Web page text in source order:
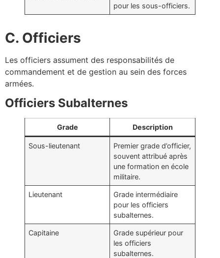
pour les sous-officiers.
C. Officiers
Les officiers assument des responsabilités de
commandement et de gestion au sein des forces
armées.
Officiers Subalternes
Grade Description
Sous-lieutenant
Premier grade d’officier,
souvent attribué après
une formation en école
militaire.
Lieutenant
Grade intermédiaire
pour les officiers
subalternes.
Capitaine
Grade supérieur pour
les officiers
subalternes.